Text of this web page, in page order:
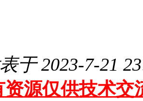
于 2023-7-21
资源仅供技术交